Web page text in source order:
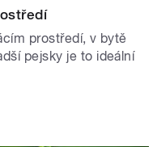
prostředí, v bytě
pejsky je to ideální